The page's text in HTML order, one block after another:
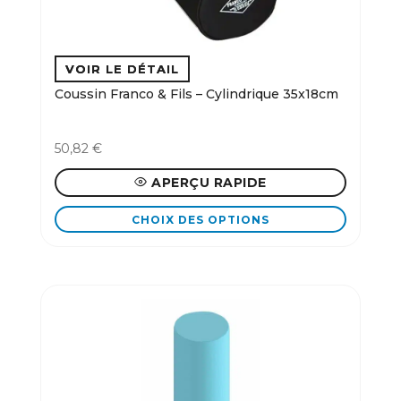
page
du
produit
Coussin Franco & Fils – Cylindrique 35x18cm
50,82 €
APERÇU RAPIDE
CHOIX DES OPTIONS